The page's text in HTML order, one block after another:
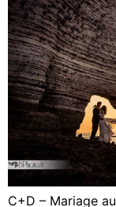
C+D – Mariage